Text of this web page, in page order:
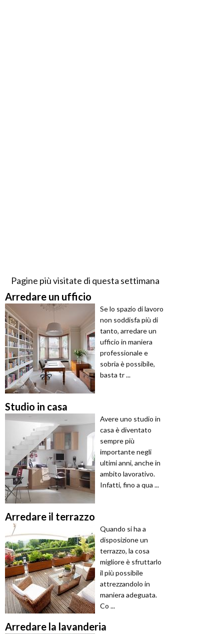
Pagine più visitate di questa settimana
Arredare un ufficio
Se lo spazio di lavoro
non soddisfa più di
tanto, arredare un
ufficio in maniera
professionale e
sobria è possibile,
basta tr ...
Studio in casa
Avere uno studio in
casa è diventato
sempre più
importante negli
ultimi anni, anche in
ambito lavorativo.
Infatti, fino a qua ...
Arredare il terrazzo
Quando si ha a
disposizione un
terrazzo, la cosa
migliore è sfruttarlo
il più possibile
attrezzandolo in
maniera adeguata.
Co ...
Arredare la lavanderia